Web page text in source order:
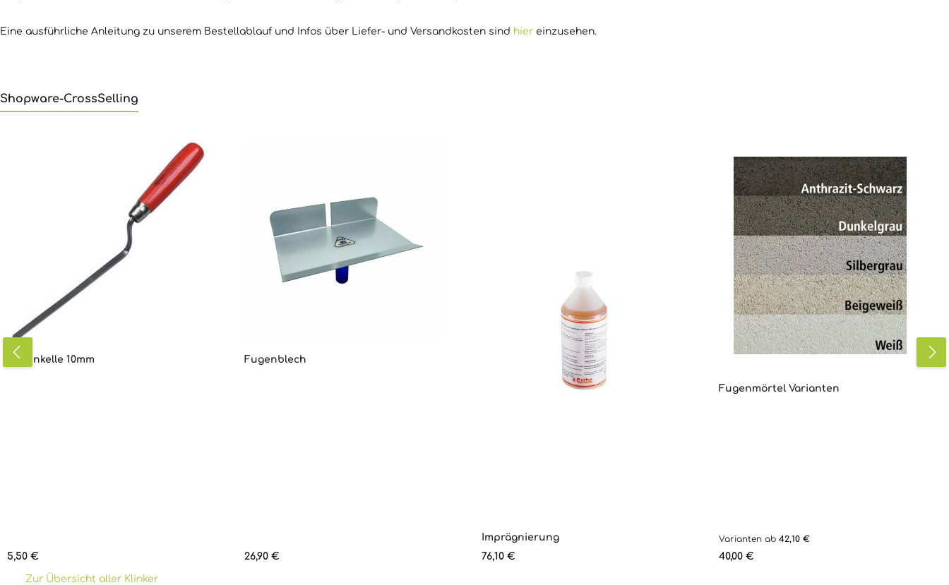
Eine ausführliche Anleitung zu unserem Bestellablauf und Infos über Liefer- und Versandkosten sind hier einzusehen.
Shopware-CrossSelling
Fugenkelle 10mm
Regulärer Preis:
5,50 €
Fugenblech
Regulärer Preis:
26,90 €
Imprägnierung
Regulärer Preis:
76,10 €
Fugenmörtel Varianten
Varianten ab 42,10 €
Regulärer Preis:
40,00 €
Zur Übersicht aller Klinker